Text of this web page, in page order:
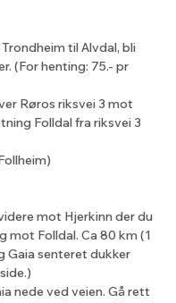
til Alvdal, bli
(For henting: 75.- pr
Røros riksvei 3 mot
Folldal fra riksvei 3
mot Hjerkinn der du
mot Folldal. Ca 80 km (1
Gaia senteret dukker
nede ved veien. Gå rett